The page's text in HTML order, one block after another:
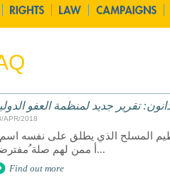
تقرير جديد لمنظمة العفو
APR/2018
المسلح الذي يطلق على نفسه
أ ممن لهم صلة ُمفترضة...
Find out more